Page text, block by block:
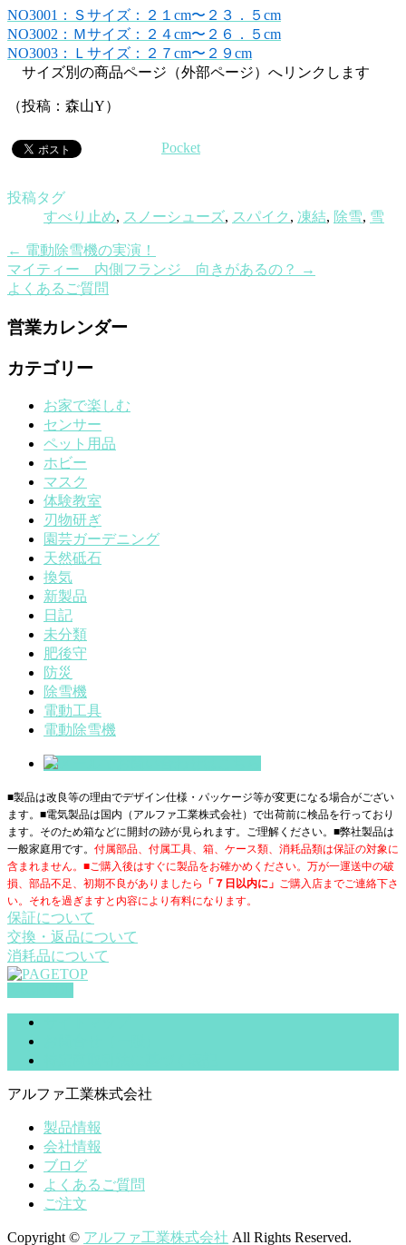
NO3001：Ｓサイズ：２１cm〜２３．５cm
NO3002：Ｍサイズ：２４cm〜２６．５cm
NO3003：Ｌサイズ：２７cm〜２９cm
サイズ別の商品ページ（外部ページ）へリンクします
（投稿：森山Y）
Pocket
投稿タグ
すべり止め, スノーシューズ, スパイク , 凍結, 除雪, 雪
← 電動除雪機の実演！
マイティー 内側フランジ 向きがあるの？
→
よくあるご質問
営業カレンダー
カテゴリー
お家で楽しむ
センサー
ペット用品
ホビー
マスク
体験教室
刃物研ぎ
園芸ガーデニング
天然砥石
換気
新製品
日記
未分類
肥後守
防災
除雪機
電動工具
電動除雪機
■製品は改良等の理由でデザイン仕様・パッケージ等が変更になる場合がござい
ます。■電気製品は国内（アルファ工業株式会社）で出荷前に検品を行っており
ます。そのため箱などに開封の跡が見られます。ご理解ください。■弊社製品は
一般家庭用です。 付属部品、付属工具、箱、ケース類、消耗品類は保証の対象に
含まれません。■ご購入後はすぐに製品をお確かめください。万が一運送中の破
損、部品不足、初期不良がありましたら
「７日以内に」 ご購入店までご連絡下さ
い。それを過ぎますと内容により有料になります。
保証について
交換・返品について
消耗品について
アルファ工業株式会社
製品情報
会社情報
ブログ
よくあるご質問
ご注文
Copyright © アルファ工業株式会社 All Rights Reserved.